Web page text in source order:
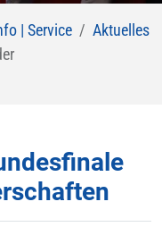
| Service
Aktuelles